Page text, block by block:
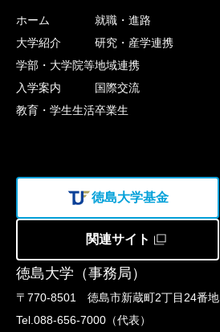
徳島大学（事務局）
〒770-8501 徳島市新蔵町2丁目24番地
Tel.088-656-7000（代表）
ホーム
大学紹介
学部・大学院等
入学案内
教育・学生生活
就職・進路
研究・産学連携
地域連携
国際交流
卒業生
徳島大学基金
関連サイト